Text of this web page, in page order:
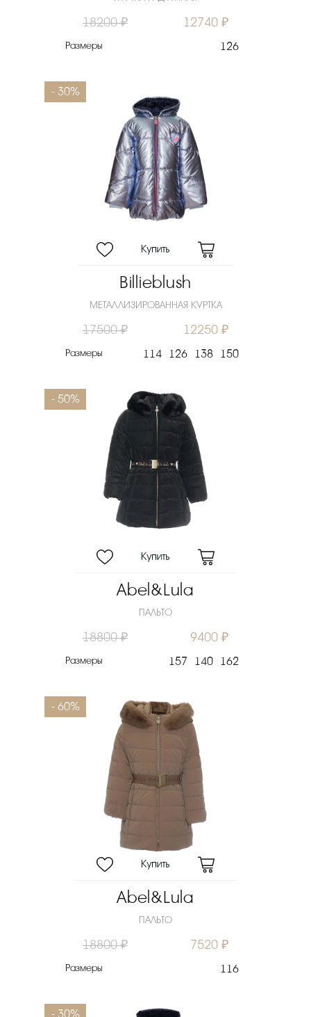
18200 ₽ 12740 ₽
Размеры 126
- 30%
Billieblush
МЕТАЛЛИЗИРОВАННАЯ КУРТКА
17500 ₽ 12250 ₽
Размеры 114 126 138 150
- 50%
Abel&Lula
ПАЛЬТО
18800 ₽ 9400 ₽
Размеры 157 140 162
- 60%
Abel&Lula
ПАЛЬТО
18800 ₽ 7520 ₽
Размеры 116
- 30%